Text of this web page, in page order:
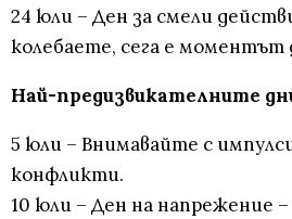
24 юли – Ден за смели
колебаете, сега е моментът
Най-предизвикателните
5 юли – Внимавайте с
конфликти.
10 юли – Ден на напрежение